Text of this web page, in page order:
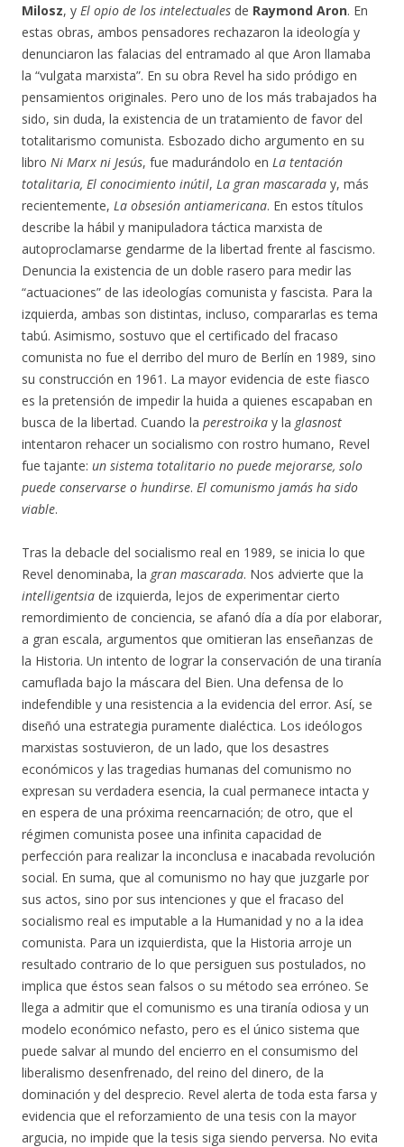
Milosz, y El opio de los intelectuales de Raymond Aron. En
estas obras, ambos pensadores rechazaron la ideología y
denunciaron las falacias del entramado al que Aron llamaba
la “vulgata marxista”. En su obra Revel ha sido pródigo en
pensamientos originales. Pero uno de los más trabajados ha
sido, sin duda, la existencia de un tratamiento de favor del
totalitarismo comunista. Esbozado dicho argumento en su
libro Ni Marx ni Jesús, fue madurándolo en La tentación
totalitaria, El conocimiento inútil, La gran mascarada y, más
recientemente, La obsesión antiamericana. En estos títulos
describe la hábil y manipuladora táctica marxista de
autoproclamarse gendarme de la libertad frente al fascismo.
Denuncia la existencia de un doble rasero para medir las
“actuaciones” de las ideologías comunista y fascista. Para la
izquierda, ambas son distintas, incluso, compararlas es tema
tabú. Asimismo, sostuvo que el certificado del fracaso
comunista no fue el derribo del muro de Berlín en 1989, sino
su construcción en 1961. La mayor evidencia de este fiasco
es la pretensión de impedir la huida a quienes escapaban en
busca de la libertad. Cuando la perestroika y la glasnost
intentaron rehacer un socialismo con rostro humano, Revel
fue tajante: un sistema totalitario no puede mejorarse, solo
puede conservarse o hundirse. El comunismo jamás ha sido
viable.
Tras la debacle del socialismo real en 1989, se inicia lo que
Revel denominaba, la gran mascarada. Nos advierte que la
intelligentsia de izquierda, lejos de experimentar cierto
remordimiento de conciencia, se afanó día a día por elaborar,
a gran escala, argumentos que omitieran las enseñanzas de
la Historia. Un intento de lograr la conservación de una tiranía
camuflada bajo la máscara del Bien. Una defensa de lo
indefendible y una resistencia a la evidencia del error. Así, se
diseñó una estrategia puramente dialéctica. Los ideólogos
marxistas sostuvieron, de un lado, que los desastres
económicos y las tragedias humanas del comunismo no
expresan su verdadera esencia, la cual permanece intacta y
en espera de una próxima reencarnación; de otro, que el
régimen comunista posee una infinita capacidad de
perfección para realizar la inconclusa e inacabada revolución
social. En suma, que al comunismo no hay que juzgarle por
sus actos, sino por sus intenciones y que el fracaso del
socialismo real es imputable a la Humanidad y no a la idea
comunista. Para un izquierdista, que la Historia arroje un
resultado contrario de lo que persiguen sus postulados, no
implica que éstos sean falsos o su método sea erróneo. Se
llega a admitir que el comunismo es una tiranía odiosa y un
modelo económico nefasto, pero es el único sistema que
puede salvar al mundo del encierro en el consumismo del
liberalismo desenfrenado, del reino del dinero, de la
dominación y del desprecio. Revel alerta de toda esta farsa y
evidencia que el reforzamiento de una tesis con la mayor
argucia, no impide que la tesis siga siendo perversa. No evita